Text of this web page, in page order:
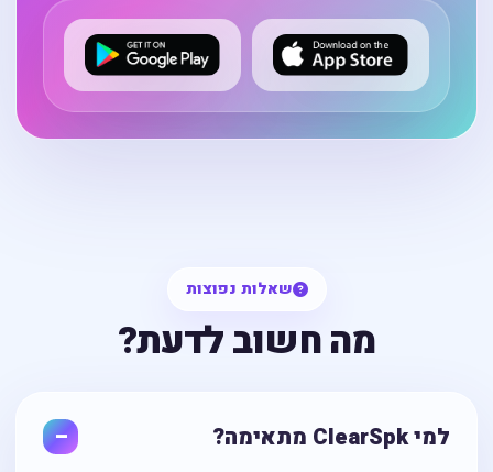
שאלות נפוצות
מה חשוב לדעת?
למי ClearSpk מתאימה?